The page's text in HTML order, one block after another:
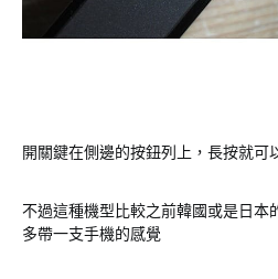
開關鍵在側邊的按鈕列上，長按就可
不過這種機型比較之前韓國或是日本
多帶一支手機的感覺